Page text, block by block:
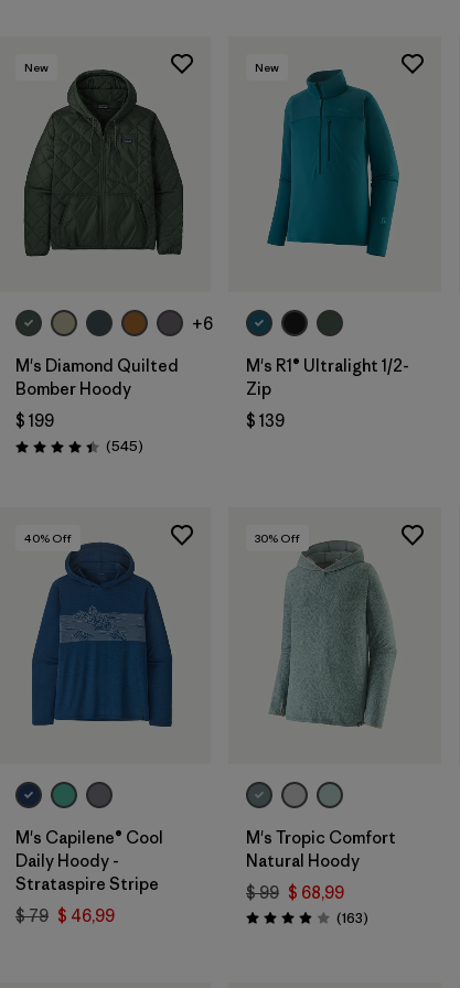
New
+6
M's Diamond Quilted
Bomber Hoody
$ 199
Valoración: 4.4 / 5
(545Comentarios
)
New
M's R1® Ultralight 1/2-
Zip
$ 139
40% Off
M's Capilene® Cool
Daily Hoody -
Strataspire Stripe
$ 79 $ 46,99
30% Off
M's Tropic Comfort
Natural Hoody
$ 99 $ 68,99
Valoración: 3.9 / 5
(163Comentarios
)